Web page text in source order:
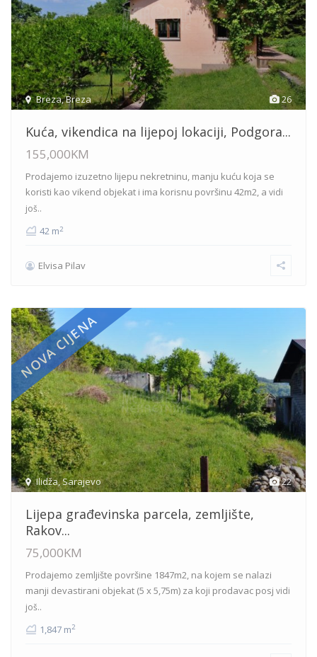
26
Breza,Breza
Kuća, vikendica na lijepoj lokaciji, Podgora...
155,000KM
Prodajemo izuzetno lijepu nekretninu, manju kuću koja se
koristi kao vikend objekat i ima korisnu površinu 42m2, a vidi
još..
42 m2
Elvisa Pilav
22
Ilidža,Sarajevo
NOVA CIJENA
Lijepa građevinska parcela, zemljište,
Rakov...
75,000KM
Prodajemo zemljište površine 1847m2, na kojem se nalazi
manji devastirani objekat (5 x 5,75m) za koji prodavac posj vidi
još..
1,847 m2